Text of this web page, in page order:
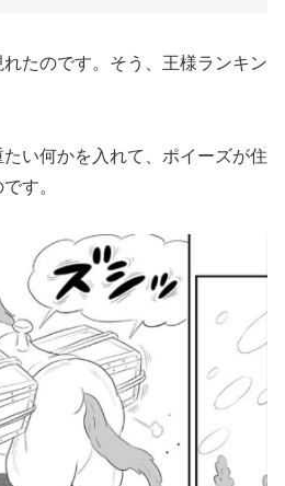
たのです。そう、王様ランキン
い何かを入れて、ポイーズが住
す。